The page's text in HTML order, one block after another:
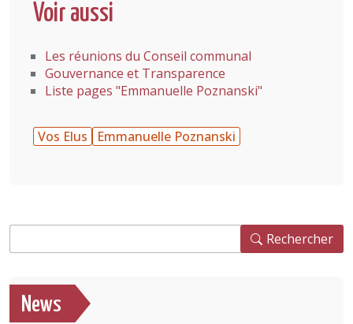
Voir aussi
Les réunions du Conseil communal
Gouvernance et Transparence
Liste pages "Emmanuelle Poznanski"
Vos Elus Emmanuelle Poznanski
Rechercher
News